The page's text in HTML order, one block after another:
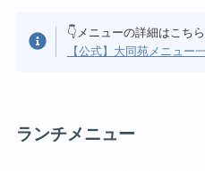
👇メニューの詳細はこちら
【公式】大同苑メニュー
ランチメニュー